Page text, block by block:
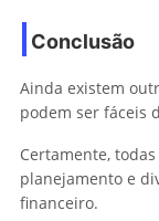
Conclusão
Ainda existem
podem ser fáceis
Certamente,
planejamento e
financeiro.